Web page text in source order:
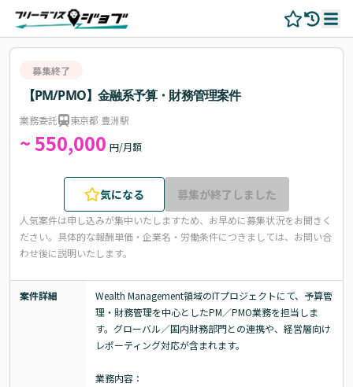
募集終了
【PM/PMO】金融系予算・財務管理案件
業務委託 東京都 豊洲駅
~ 550,000 円/月額
気になる 募集が終了しました
人気案件は申し込みが集中いたしますため、お早めに募集状況をお聞きく
ださい。 具体的な報酬単価・企業名・労働条件につきましては、お問い合
わせ後に説明いたします。
案件詳細
Wealth Management領域のITプロジェクトにて、予算管
理・財務管理を中心としたPM／PMO業務を担当しま
す。グローバル／国内財務部門との連携や、経営層向け
レポーティング対応が含まれます。
業務内容：